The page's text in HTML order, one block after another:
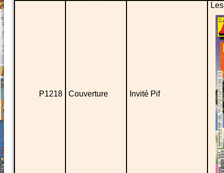
P1218 Couverture Invité Pif